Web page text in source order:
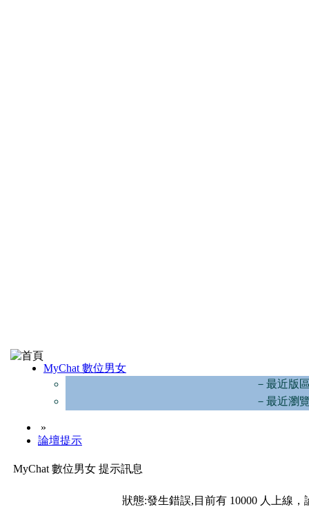
MyChat 數位男女
－最近版
－最近瀏
»
論壇提示
MyChat 數位男女 提示訊息
狀態:發生錯誤,目前有 10000 人上線